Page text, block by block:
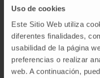
Uso de cookies
Este Sitio Web utiliza
diferentes finalidades,
usabilidad de la página
preferencias o realizar
web. A continuación,
No ensino
Docente em
enfermagem da
Navarra.